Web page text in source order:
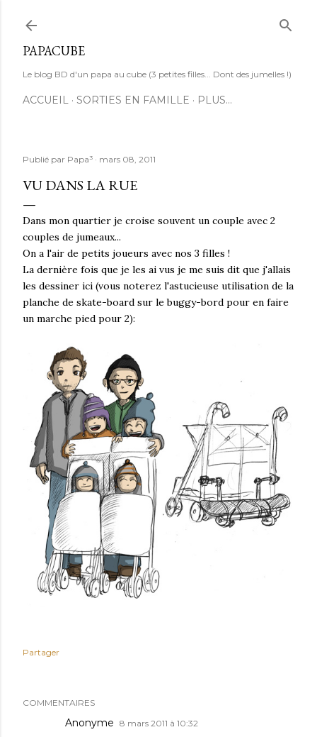
PAPACUBE
Le blog BD d'un papa au cube (3 petites filles... Dont des jumelles !)
ACCUEIL SORTIES EN FAMILLE PLUS…
Publié par Papa³ mars 08, 2011
VU DANS LA RUE
Dans mon quartier je croise souvent un couple avec 2
couples de jumeaux...
On a l'air de petits joueurs avec nos 3 filles !
La dernière fois que je les ai vus je me suis dit que j'allais
les dessiner ici (vous noterez l'astucieuse utilisation de la
planche de skate-board sur le buggy-bord pour en faire
un marche pied pour 2):
Partager
COMMENTAIRES
Anonyme 8 mars 2011 à 10:32